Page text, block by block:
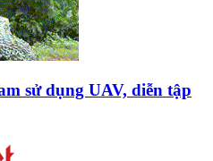
sử dụng UAV, diễn tập